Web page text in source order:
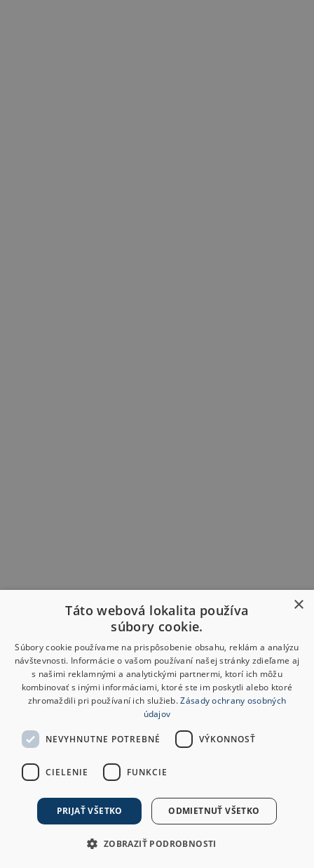
×
Táto webová lokalita používa
súbory cookie.
Súbory cookie používame na prispôsobenie obsahu, reklám a analýzu
návštevnosti. Informácie o vašom používaní našej stránky zdieľame aj
s našimi reklamnými a analytickými partnermi, ktorí ich môžu
kombinovať s inými informáciami, ktoré ste im poskytli alebo ktoré
zhromaždili pri používaní ich služieb.Zásady ochrany osobných
údajov
NEVYHNUTNE POTREBNÉ VÝKONNOSŤ
CIELENIE FUNKCIE
PRIJAŤ VŠETKO ODMIETNUŤ VŠETKO
ZOBRAZIŤ PODROBNOSTI